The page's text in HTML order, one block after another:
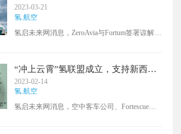
利用氢能为飞机提供动力，是实现航空领域低
碳化、绿色化的重要途径之一。
在北欧建立氢能航空网络
2023-03-21
氢.航空
氢启未来网消息，ZeroAvia与Fortum签署谅解备
施，旨在消除航班和机场生态系统的排放。两
家公司希望共同建立零排放航线网络，未来可
能会在后期做出可能的投资决策。Fortum的氢
气业务开发高级经理Torbjrn Wilén表
示：“ZeroAvia在展示清洁飞行和构建加氢航空
“冲上云霄”氢联盟成立，支持新西兰
氢动力航空
2023-02-14
氢.航空
氢启未来网消息，空中客车公司、Fortescue